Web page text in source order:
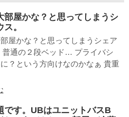
部屋かな？と思ってしまうシ
。
屋かな？と思ってしまうシェア
普通の２段ベッド… プライバシ
？という方向けなのかなぁ 貴重
です。UBはユニットバスB